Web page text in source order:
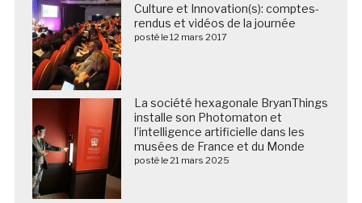
Culture et Innovation(s): comptes-
rendus et vidéos de la journée
posté le 12 mars 2017
La société hexagonale BryanThings
installe son Photomaton et
l’intelligence artificielle dans les
musées de France et du Monde
posté le 21 mars 2025